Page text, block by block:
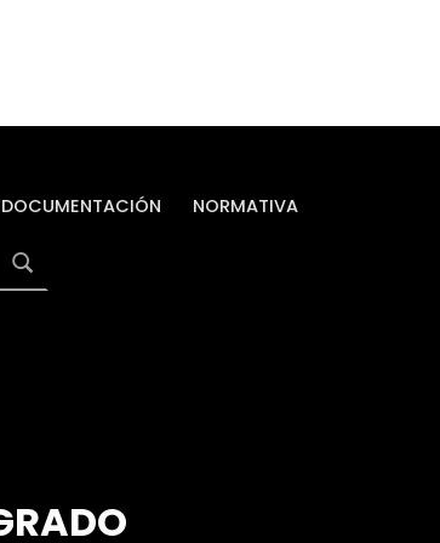
NORMATIVA